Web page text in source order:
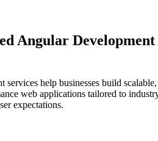
Angular Development
services help businesses build scalable,
web applications tailored to
expectations.